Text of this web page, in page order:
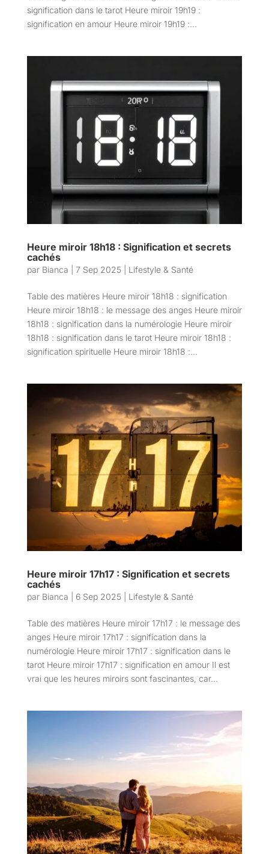
signification dans le tarot Heure miroir 19h19 :
signification en amour Heure miroir 19h19 :...
Heure miroir 18h18 : Signification et secrets
cachés
par Bianca 7 Sep 2025| Lifestyle & Santé
Table des matières Heure miroir 18h18 : signification
Heure miroir 18h18 : le message des anges Heure miroir
18h18 : signification dans la numérologie Heure miroir
18h18 : signification dans le tarot Heure miroir 18h18 :
signification spirituelle Heure miroir 18h18 :...
Heure miroir 17h17 : Signification et secrets
cachés
par Bianca 6 Sep 2025| Lifestyle & Santé
Table des matières Heure miroir 17h17 : le message des
anges Heure miroir 17h17 : signification dans la
numérologie Heure miroir 17h17 : signification dans le
tarot Heure miroir 17h17 : signification en amour Il est
vrai que les heures miroirs sont fascinantes, car...